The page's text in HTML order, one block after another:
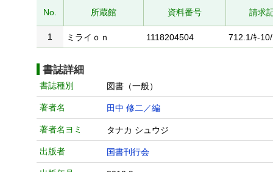
No. 所蔵館 資料番号 請求
1 ミライｏｎ 1118204504 712.1/ｷ-
書誌詳細
書誌種別 図書（一般）
著者名 田中 修二／編
著者名ヨミ タナカ シュウジ
出版者 国書刊行会